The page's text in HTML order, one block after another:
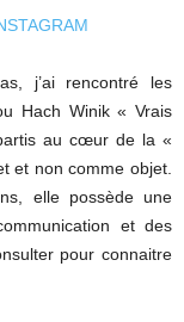
j’ai rencontré les
Hach Winik « Vrais
au cœur de la «
et non comme objet.
elle possède une
et des
pour connaitre